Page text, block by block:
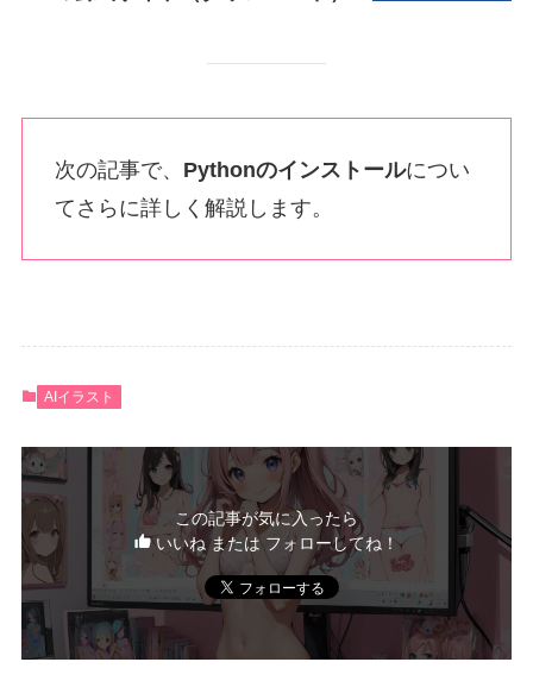
次の記事で、 Pythonのインストールについ
てさらに詳しく解説します。
AIイラスト
この記事が気に入ったら
いいね または フォローしてね！